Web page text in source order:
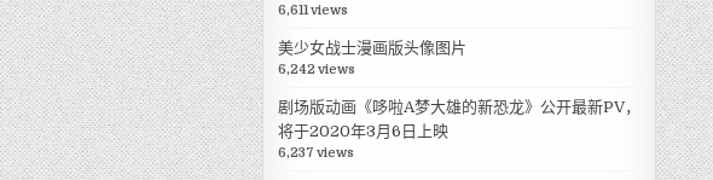
6,611 views
美少女战士漫画版头像图片
6,242 views
剧场版动画《哆啦A梦大雄的新恐龙》公开最新PV，
将于2020年3月6日上映
6,237 views